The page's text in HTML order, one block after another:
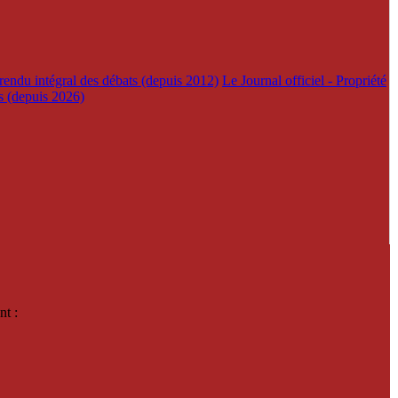
intégral des débats (depuis 2012) Le Journal officiel - Propriété
(depuis 2026)
: